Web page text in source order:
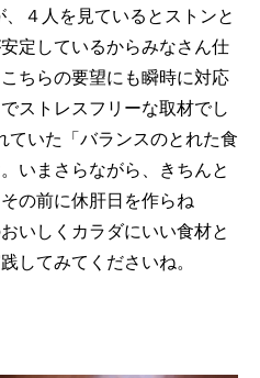
４人を見ているとストンと
定しているからみなさん仕
ちらの要望にも瞬時に対応
ストレスフリーな取材でし
ていた「バランスのとれた食
いまさらながら、きちんと
の前に休肝日を作らね
いしくカラダにいい食材と
してみてくださいね。